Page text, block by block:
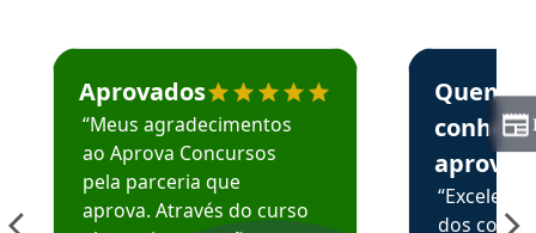
Estudante José recomenda o Aprova Concursos em
Aprovados
“Meus agradecimentos
ao Aprova Concursos
pela parceria que
aprova. Através do curso
Estudante
Quem
aprova
dos